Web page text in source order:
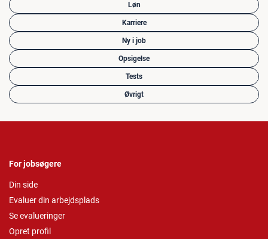
Løn
Karriere
Ny i job
Opsigelse
Tests
Øvrigt
For jobsøgere
Din side
Evaluer din arbejdsplads
Se evalueringer
Opret profil